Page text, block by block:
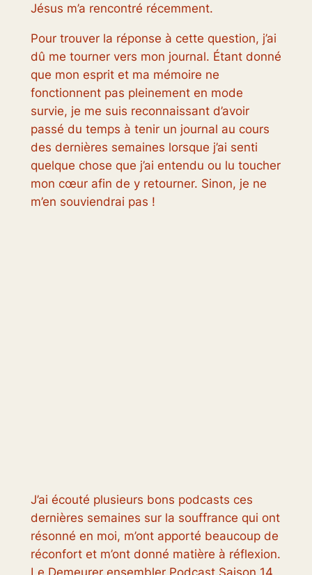
Jésus m’a rencontré récemment.
Pour trouver la réponse à cette question, j’ai
dû me tourner vers mon journal. Étant donné
que mon esprit et ma mémoire ne
fonctionnent pas pleinement en mode
survie, je me suis reconnaissant d’avoir
passé du temps à tenir un journal au cours
des dernières semaines lorsque j’ai senti
quelque chose que j’ai entendu ou lu toucher
mon cœur afin de y retourner. Sinon, je ne
m’en souviendrai pas !
J’ai écouté plusieurs bons podcasts ces
dernières semaines sur la souffrance qui ont
résonné en moi, m’ont apporté beaucoup de
réconfort et m’ont donné matière à réflexion.